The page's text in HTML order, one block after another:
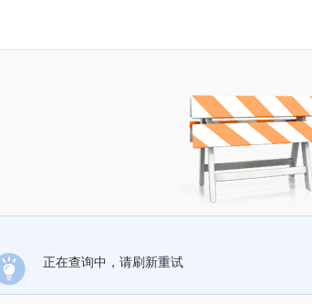
正在查询中，请刷新重试